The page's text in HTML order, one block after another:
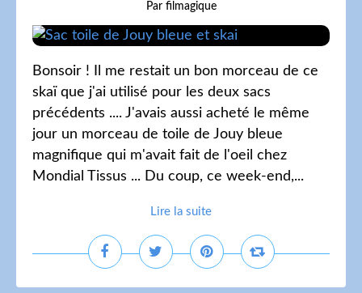
Par filmagique
Bonsoir ! Il me restait un bon morceau de ce
skaï que j'ai utilisé pour les deux sacs
précédents .... J'avais aussi acheté le même
jour un morceau de toile de Jouy bleue
magnifique qui m'avait fait de l'oeil chez
Mondial Tissus ... Du coup, ce week-end,...
Lire la suite